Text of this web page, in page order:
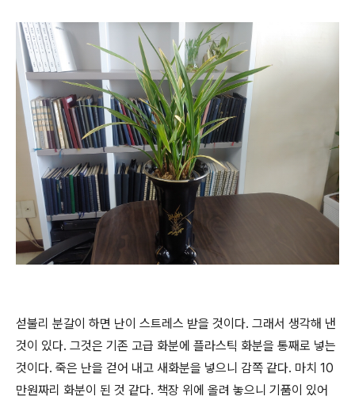
섣불리 분갈이 하면 난이 스트레스 받을 것이다. 그래서 생각해 낸
것이 있다. 그것은 기존 고급 화분에 플라스틱 화분을 통째로 넣는
것이다. 죽은 난을 걷어 내고 새화분을 넣으니 감쪽 같다. 마치 10
만원짜리 화분이 된 것 같다. 책장 위에 올려 놓으니 기품이 있어